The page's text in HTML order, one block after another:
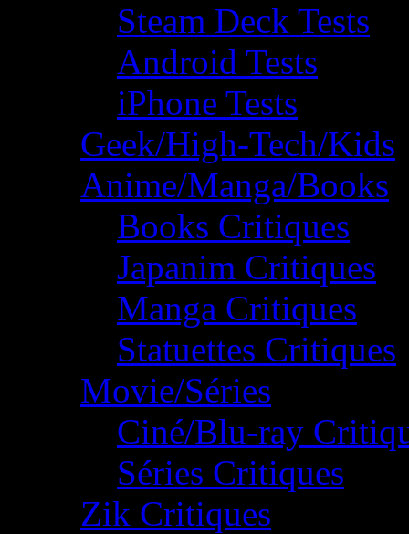
Steam Deck Tests
Android Tests
iPhone Tests
Geek/High-Tech/Kids
Anime/Manga/Books
Books Critiques
Japanim Critiques
Manga Critiques
Statuettes Critiques
Movie/Séries
Ciné/Blu-ray
Séries Critiques
Zik Critiques